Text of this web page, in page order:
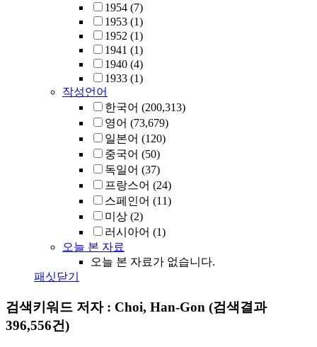
1954 (7)
1953 (1)
1952 (1)
1941 (1)
1940 (4)
1933 (1)
작성언어
한국어 (200,313)
영어 (73,679)
일본어 (120)
중국어 (50)
독일어 (37)
프랑스어 (24)
스페인어 (11)
미상 (2)
러시아어 (1)
오늘 본 자료
오늘 본 자료가 없습니다.
패싯닫기
검색키워드 저자 : Choi, Han-Gon (검색결과
396,556건)